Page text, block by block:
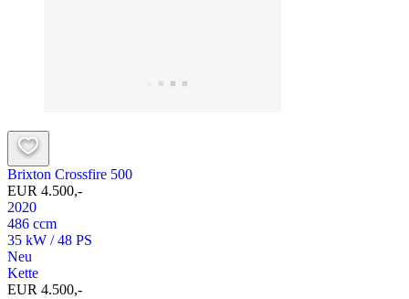
Brixton Crossfire 500
EUR 4.500,-
2020
486 ccm
35 kW / 48 PS
Neu
Kette
EUR 4.500,-